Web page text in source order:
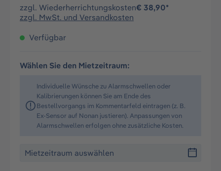
zzgl. Wiederherrichtungskosten€ 38,90*
zzgl. MwSt. und Versandkosten
Verfügbar
Wählen Sie den Mietzeitraum:
Individuelle Wünsche zu Alarmschwellen oder
Kalibrierungen können Sie am Ende des
Bestellvorgangs im Kommentarfeld eintragen (z. B.
Ex-Sensor auf Nonan justieren). Anpassungen von
Alarmschwellen erfolgen ohne zusätzliche Kosten.